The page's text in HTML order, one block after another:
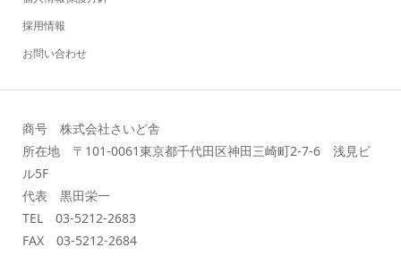
採用情報
お問い合わせ
商号 株式会社さいど舎
所在地 〒101-0061東京都千代田区神田三崎町2-7-6 浅見ビ
ル5F
代表 黒田栄一
TEL 03-5212-2683
FAX 03-5212-2684